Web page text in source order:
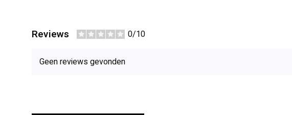
Reviews 0/10
Geen reviews gevonden